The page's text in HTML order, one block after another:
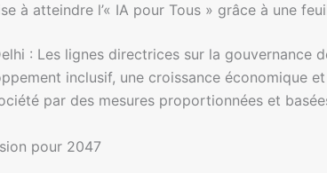
à atteindre l’« IA pour Tous » grâce à une
: Les lignes directrices sur la gouvernance
inclusif, une croissance économique
par des mesures proportionnées et
pour 2047